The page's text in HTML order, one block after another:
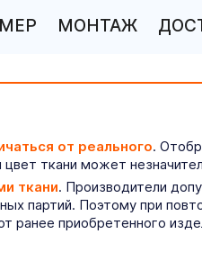
МОНТАЖ
от реального.
ткани может
ткани. Производители
партий. Поэтому при
ранее приобретенного